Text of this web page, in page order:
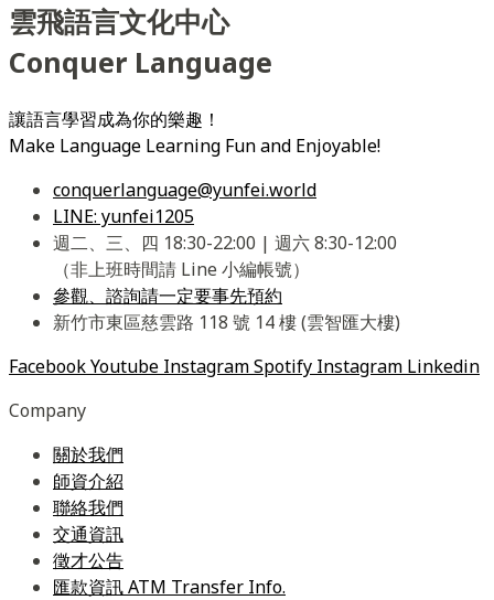
雲飛語言文化中心
Conquer Language
讓語言學習成為你的樂趣！
Make Language Learning Fun and Enjoyable!
conquerlanguage@yunfei.world
LINE: yunfei1205
週二、三、四 18:30-22:00 | 週六 8:30-12:00
（非上班時間請 Line 小編帳號）
參觀、諮詢請一定要事先預約
新竹市東區慈雲路 118 號 14 樓 (雲智匯大樓)
FacebookYoutube InstagramSpotify Instagram Linkedin
Company
關於我們
師資介紹
聯絡我們
交通資訊
徵才公告
匯款資訊 ATM Transfer Info.